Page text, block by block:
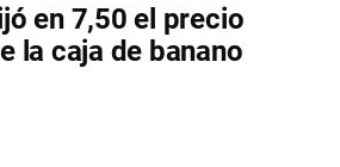
en 7,50 el precio
la caja de banano